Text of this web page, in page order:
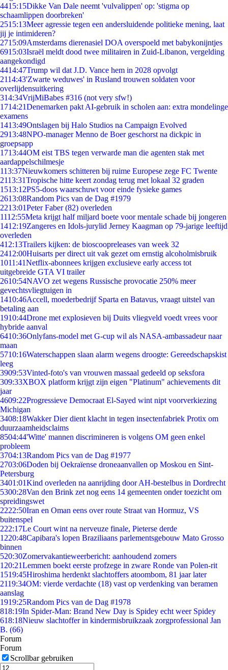
4415:15Dikke Van Dale neemt 'vulvalippen' op: 'stigma op
schaamlippen doorbreken'
2515:13Meer agressie tegen een andersluidende politieke mening, laat
jij je intimideren?
2715:09Amsterdams dierenasiel DOA overspoeld met babykonijntjes
6915:03Israël meldt dood twee militairen in Zuid-Libanon, vergelding
aangekondigd
4414:47Trump wil dat J.D. Vance hem in 2028 opvolgt
2114:43'Zwarte weduwes' in Rusland trouwen soldaten voor
overlijdensuitkering
314:34VrijMiBabes #316 (not very sfw!)
1714:21Denemarken pakt AI-gebruik in scholen aan: extra mondelinge
examens
1413:49Ontslagen bij Halo Studios na Campaign Evolved
2913:48NPO-manager Menno de Boer geschorst na dickpic in
groepsapp
1713:44OM eist TBS tegen verwarde man die agenten stak met
aardappelschilmesje
113:37Nieuwkomers schitteren bij ruime Europese zege FC Twente
2113:31Tropische hitte keert zondag terug met lokaal 32 graden
1513:12PS5-doos waarschuwt voor einde fysieke games
2613:08Random Pics van de Dag #1979
2213:01Peter Faber (82) overleden
1112:55Meta krijgt half miljard boete voor mentale schade bij jongeren
1412:19Zangeres en Idols-jurylid Jerney Kaagman op 79-jarige leeftijd
overleden
412:13Trailers kijken: de bioscoopreleases van week 32
2412:00Huisarts per direct uit vak gezet om ernstig alcoholmisbruik
1011:41Netflix-abonnees krijgen exclusieve early access tot
uitgebreide GTA VI trailer
2610:54NAVO zet wegens Russische provocatie 250% meer
gevechtsvliegtuigen in
1410:46Accell, moederbedrijf Sparta en Batavus, vraagt uitstel van
betaling aan
1910:44Drone met explosieven bij Duits vliegveld voedt vrees voor
hybride aanval
6410:36Onlyfans-model met G-cup wil als NASA-ambassadeur naar
maan
5710:16Waterschappen slaan alarm wegens droogte: Gereedschapskist
leeg
3909:53Vinted-foto's van vrouwen massaal gedeeld op seksfora
309:33XBOX platform krijgt zijn eigen "Platinum" achievements dit
jaar
4609:22Progressieve Democraat El-Sayed wint nipt voorverkiezing
Michigan
3408:18Wakker Dier dient klacht in tegen insectenfabriek Protix om
duurzaamheidsclaims
8504:44'Witte' mannen discrimineren is volgens OM geen enkel
probleem
3704:13Random Pics van de Dag #1977
2703:06Doden bij Oekraïense droneaanvallen op Moskou en Sint-
Petersburg
3401:01Kind overleden na aanrijding door AH-bestelbus in Dordrecht
5300:28Van den Brink zet nog eens 14 gemeenten onder toezicht om
spreidingswet
2222:50Iran en Oman eens over route Straat van Hormuz, VS
buitenspel
222:17Le Court wint na nerveuze finale, Pieterse derde
1220:48Capibara's lopen Braziliaans parlementsgebouw Mato Grosso
binnen
520:30Zomervakantieweerbericht: aanhoudend zomers
1 20:21Lemmen boekt eerste profzege in zware Ronde van Polen-rit
1519:45Hiroshima herdenkt slachtoffers atoombom, 81 jaar later
2119:34OM: vierde verdachte (18) vast op verdenking van beramen
aanslag
1919:25Random Pics van de Dag #1978
818:19In Spider-Man: Brand New Day is Spidey echt weer Spidey
618:18Nieuw slachtoffer in kindermisbruikzaak zorgprofessional Jan
B. (66)
Forum
Forum
Scrollbar gebruiken